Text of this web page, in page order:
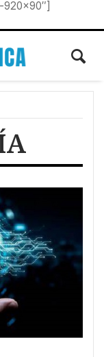
920×90″]